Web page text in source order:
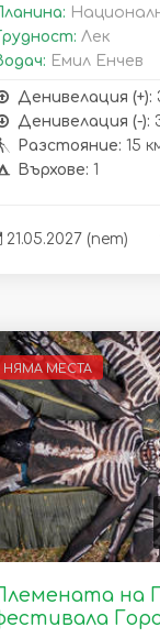
Лек
Емил Енчев
Денивелация (+):
Денивелация (-):
Разстояние: 15
Върхове: 1
21.05.2027 (пет)
НЯМА МЕСТА
на